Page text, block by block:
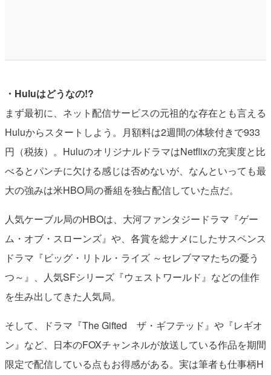
・Huluはどうなの!?
まず最初に、ネット配信サービスの元祖的な存在とも言える
Huluからスタートしよう。月額料は2週間の体験付きで933
円（税抜）。HuluのオリジナルドラマはNetflixの充実度と比
べるとパンチに欠ける感じは否めないが、なんといっても最
大の強みは米HBO局の番組を独占配信していた点だ。
人気ケーブル局のHBOは、大河ファンタジードラマ『ゲー
ム・オブ・スローンズ』や、各賞を総ナメにしたサスペンス
ドラマ『ビッグ・リトル・ライズ ～セレブママたちの憂う
つ～』、人気SFシリーズ『ウェストワールド』などの佳作
を生み出してきた人気局。
そして、ドラマ『The Gifted ザ・ギフテッド』や『レギオ
ン』など、日本のFOXチャンネルが放送している作品を期間
限定で配信している点もお得感がある。実は筆者も仕事柄H